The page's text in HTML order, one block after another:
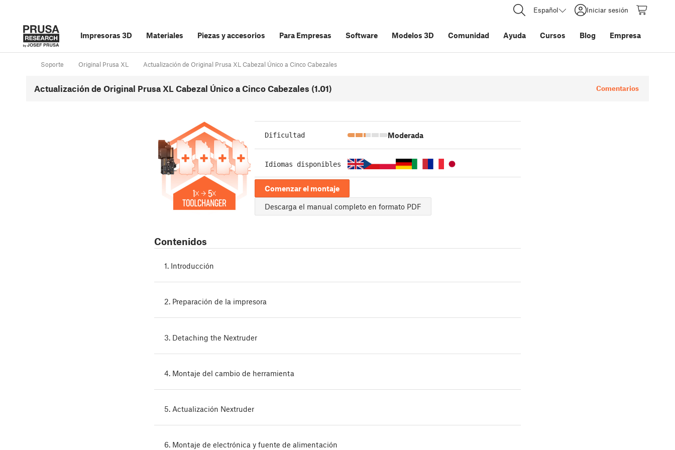
Español Iniciar sesión
Impresoras 3D Materiales Piezas y accesorios Para Empresas Software Modelos 3D Comunidad Ayuda Cursos Blog Empresa
Soporte Original Prusa XL Actualización de Original Prusa XL Cabezal Único a Cinco Cabezales
Actualización de Original Prusa XL Cabezal Único a Cinco Cabezales (1.01) Comentarios
Dificultad Moderada
Idiomas disponibles
Comenzar el montaje
Descarga el manual completo en formato PDF
Contenidos
1. Introducción
2. Preparación de la impresora
3. Detaching the Nextruder
4. Montaje del cambio de herramienta
5. Actualización Nextruder
6. Montaje de electrónica y fuente de alimentación